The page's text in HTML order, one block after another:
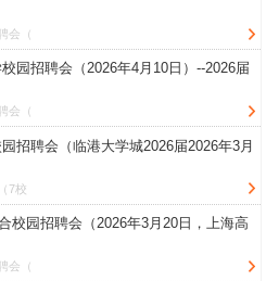
会（
园招聘会（2026年4月10日）--2026届
会（
招聘会（临港大学城2026届2026年3月
7校
校园招聘会（2026年3月20日，上海高
会（